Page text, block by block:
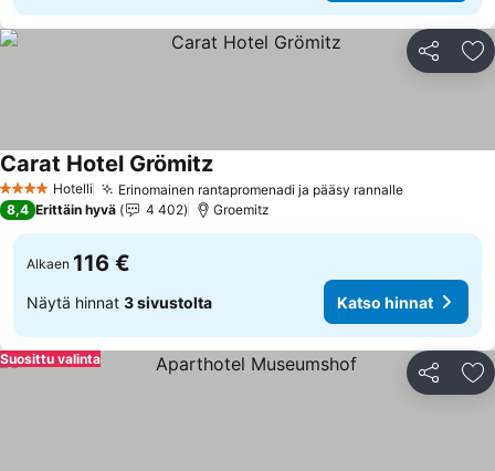
Jaa
4 Tähtiluokitus
Hotelli Erinomainen rantapromenadi ja pääsy rannalle
Carat Hotel Grömitz
8,4 Erittäin hyvä 4 402 Groemitz
Alkaen 116 €
Näytä hinnat 3 sivustolta Katso hinnat
Jaa
Suosittu valinta